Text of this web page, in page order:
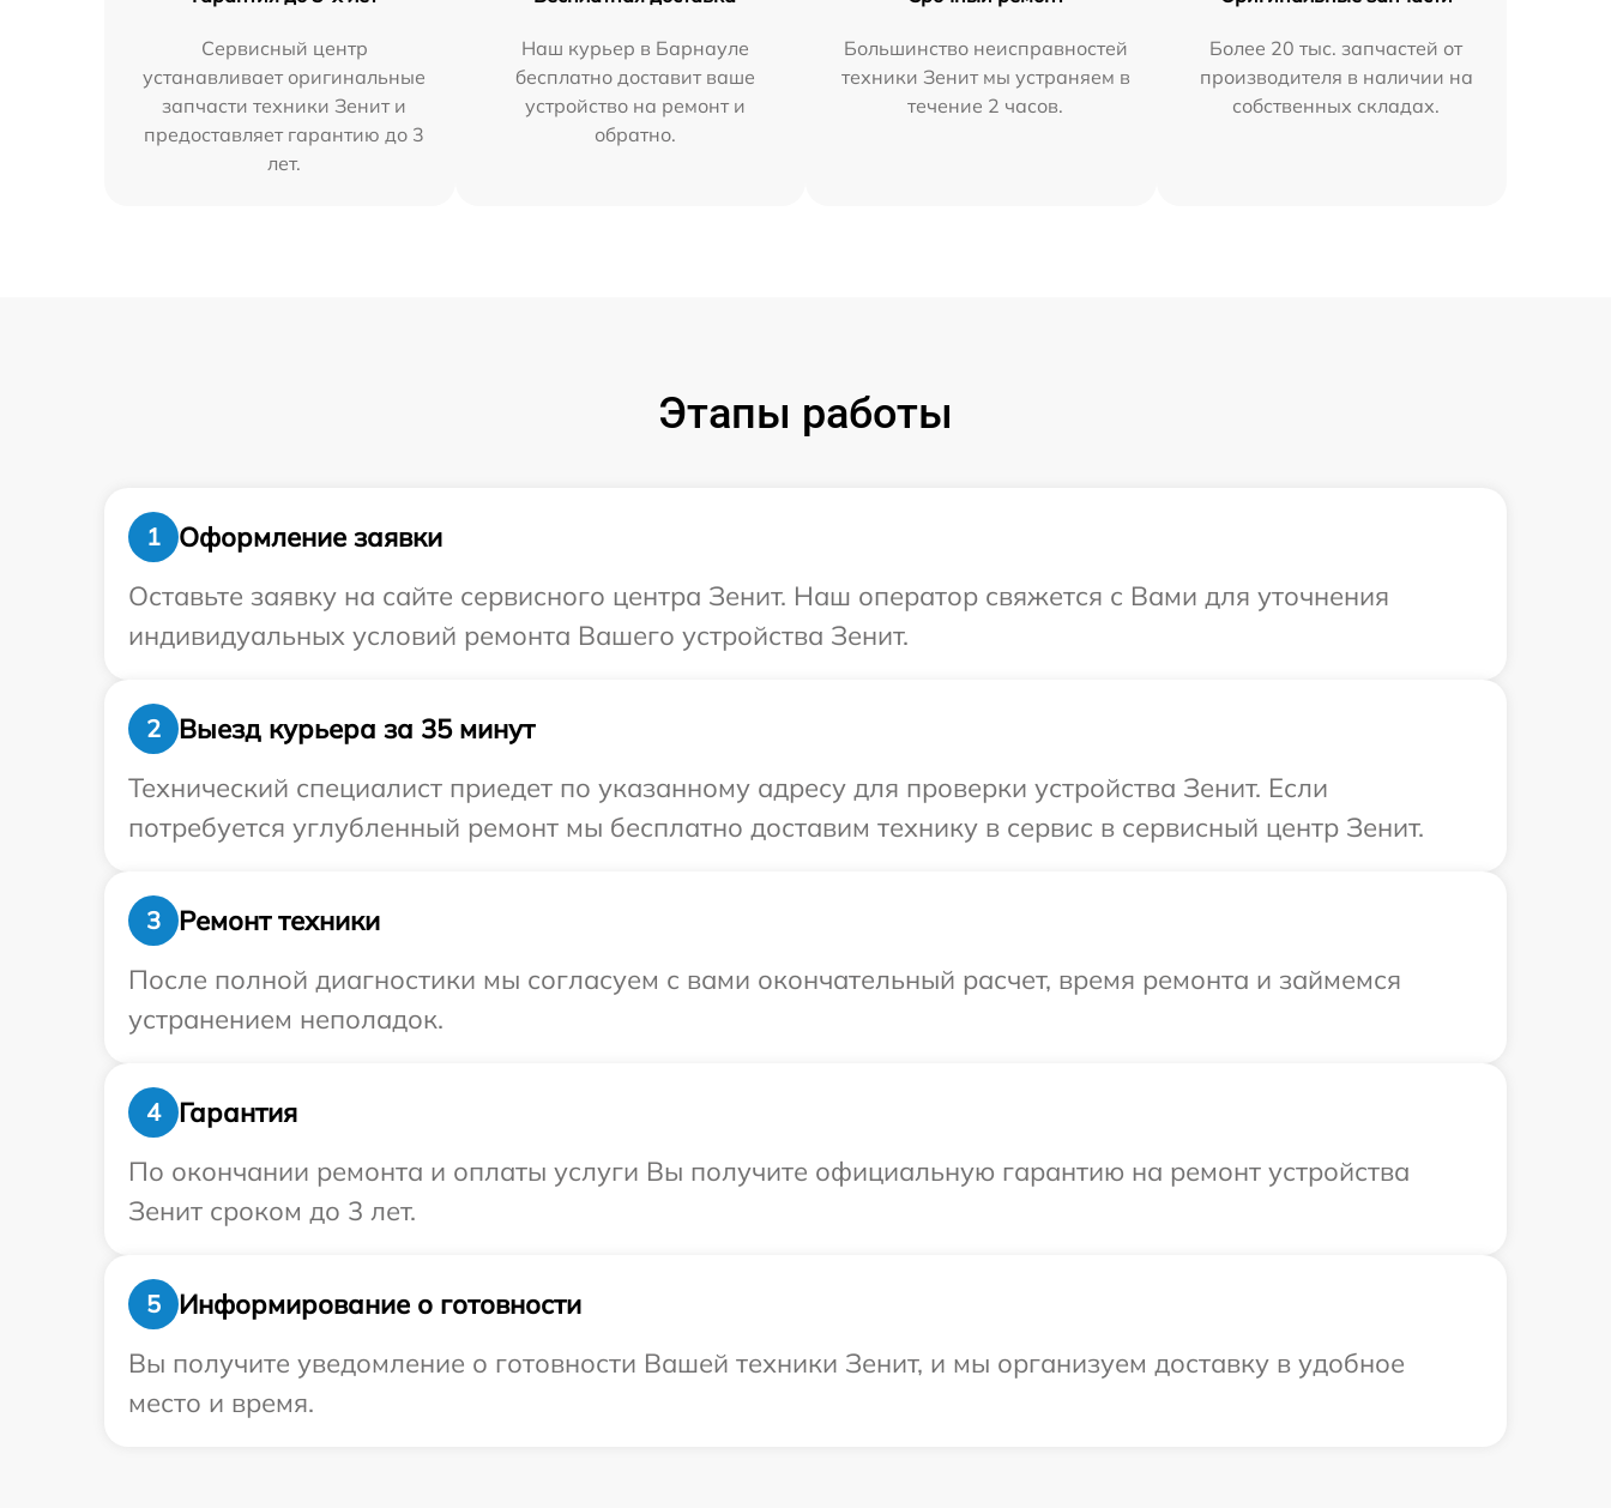
Сервисный центр
устанавливает оригинальные
запчасти техники Зенит и
предоставляет гарантию до 3
лет.
Наш курьер в Барнауле
бесплатно доставит ваше
устройство на ремонт и
обратно.
Большинство неисправностей
техники Зенит мы устраняем в
течение 2 часов.
Более 20 тыс. запчастей от
производителя в наличии на
собственных складах.
Этапы работы
1
Оформление заявки
Оставьте заявку на сайте сервисного центра Зенит. Наш оператор свяжется с Вами для уточнения
индивидуальных условий ремонта Вашего устройства Зенит.
2
Выезд курьера за 35 минут
Технический специалист приедет по указанному адресу для проверки устройства Зенит. Если
потребуется углубленный ремонт мы бесплатно доставим технику в сервис в сервисный центр Зенит.
3
Ремонт техники
После полной диагностики мы согласуем с вами окончательный расчет, время ремонта и займемся
устранением неполадок.
4
Гарантия
По окончании ремонта и оплаты услуги Вы получите официальную гарантию на ремонт устройства
Зенит сроком до 3 лет.
5
Информирование о готовности
Вы получите уведомление о готовности Вашей техники Зенит, и мы организуем доставку в удобное
место и время.